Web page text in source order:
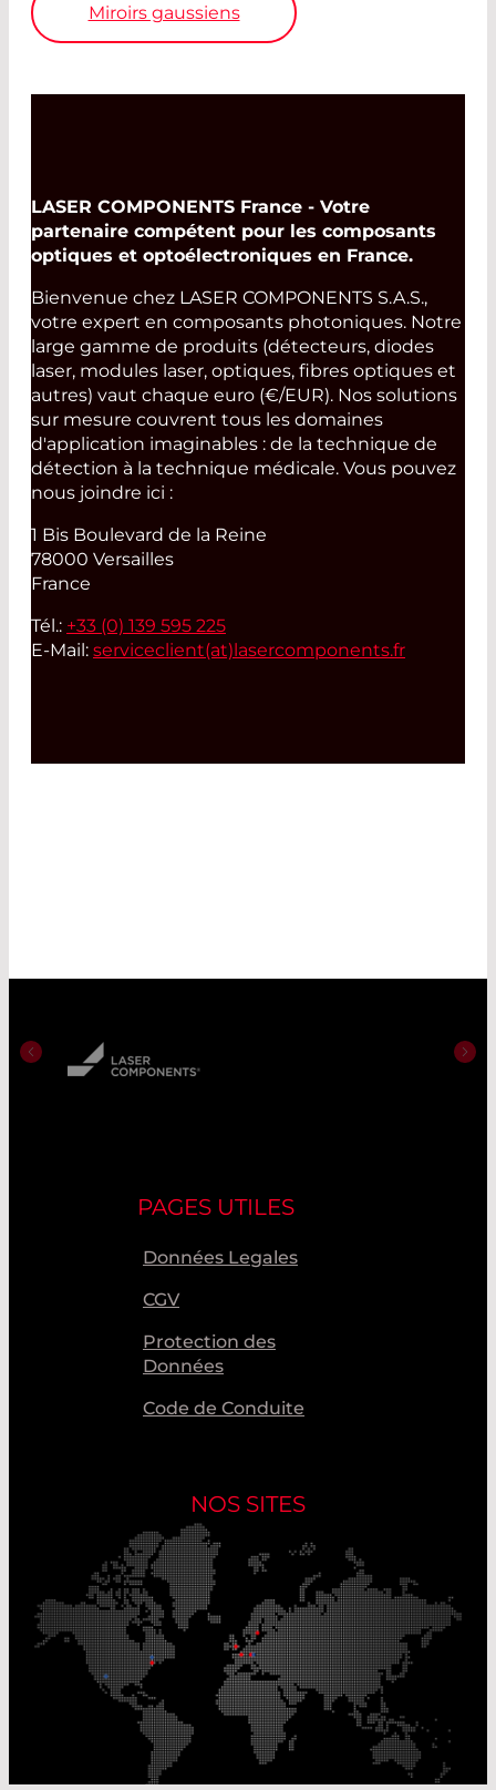
Miroirs gaussiens
LASER COMPONENTS France - Votre
partenaire compétent pour les composants
optiques et optoélectroniques en France.
Bienvenue chez LASER COMPONENTS S.A.S.,
votre expert en composants photoniques. Notre
large gamme de produits (détecteurs, diodes
laser, modules laser, optiques, fibres optiques et
autres) vaut chaque euro (€/EUR). Nos solutions
sur mesure couvrent tous les domaines
d'application imaginables : de la technique de
détection à la technique médicale. Vous pouvez
nous joindre ici :
1 Bis Boulevard de la Reine
78000 Versailles
France
Tél.: +33 (0) 139 595 225
E-Mail: serviceclient(at) lasercomponents.fr
PAGES UTILES
Données Legales
CGV
Protection des
Données
Code de Conduite
NOS SITES